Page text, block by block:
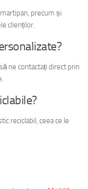
precum și
clienților.
ne contactați direct prin
reciclabil, ceea ce le